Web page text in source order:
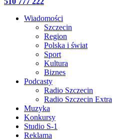
Wiadomości
Szczecin
Region
Polska i świat
Sport
Kultura
Biznes
Podcasty
Radio Szczecin
Radio Szczecin Extra
Muzyka
Konkursy
Studio S-1
Reklama